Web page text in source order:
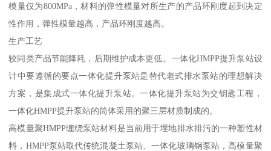
模量仅为800MPa，材料的弹性模量对所生产的产品环刚度起到决定
性作用，弹性模量越高，产品环刚度越高。
生产工艺
较同类产品节能降耗，后期维护成本更低。一体化HMPP提升泵站设
计中要遵循的要点一体化提升泵站是替代老式排水泵站的理想解决
方案，是集成式一体化提升泵站。一体化提升泵站为交钥匙工程，
一体化HMPP提升泵站的筒体采用的聚三层材质制成的。
高模量聚HMPP缠绕泵站材料是当前用于埋地排水排污的一种塑性材
料，HMPP泵站取代传统混凝土泵站、一体化玻璃钢泵站，高模量聚